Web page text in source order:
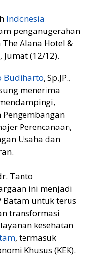
Indonesia
penganugerahan
Alana Hotel &
Jumat (12/12).
Budiharto, Sp.JP.,
menerima
Perencanaan,
Usaha dan
Tanto
ini menjadi
Batam untuk terus
transformasi
kesehatan
, termasuk
Khusus (KEK).